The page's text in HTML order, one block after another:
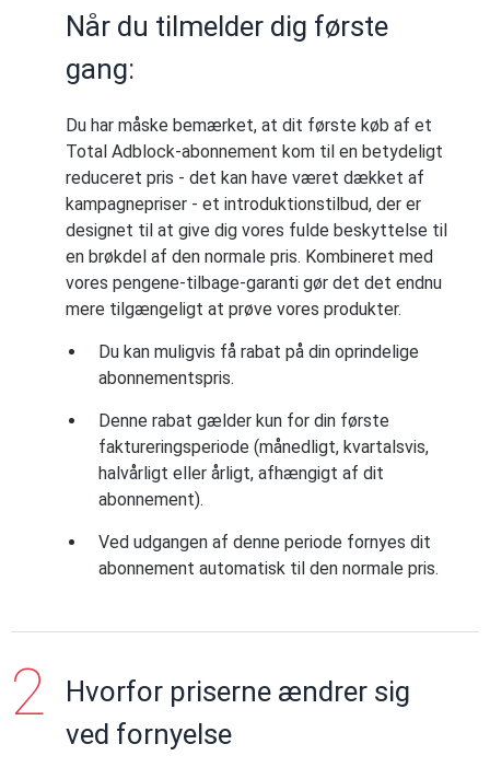
Når du tilmelder dig første
gang:
Du har måske bemærket, at dit første køb af et
Total Adblock-abonnement kom til en betydeligt
reduceret pris - det kan have været dækket af
kampagnepriser - et introduktionstilbud, der er
designet til at give dig vores fulde beskyttelse til
en brøkdel af den normale pris. Kombineret med
vores pengene-tilbage-garanti gør det det endnu
mere tilgængeligt at prøve vores produkter.
Du kan muligvis få rabat på din oprindelige
abonnementspris.
Denne rabat gælder kun for din første
faktureringsperiode (månedligt, kvartalsvis,
halvårligt eller årligt, afhængigt af dit
abonnement).
Ved udgangen af denne periode fornyes dit
abonnement automatisk til den normale pris.
Hvorfor priserne ændrer sig
ved fornyelse